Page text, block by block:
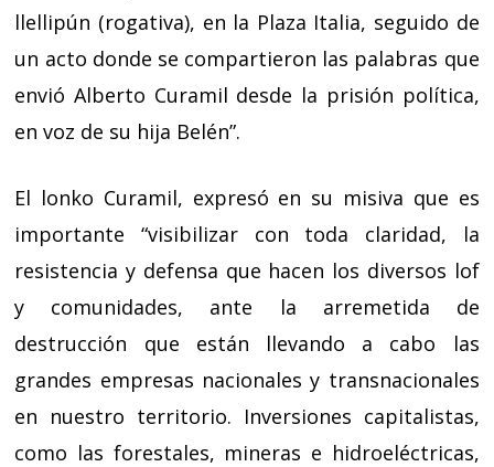
llellipún (rogativa), en la Plaza Italia, seguido de
un acto donde se compartieron las palabras que
envió Alberto Curamil desde la prisión política,
en voz de su hija Belén”.
El lonko Curamil, expresó en su misiva que es
importante “visibilizar con toda claridad, la
resistencia y defensa que hacen los diversos lof
y comunidades, ante la arremetida de
destrucción que están llevando a cabo las
grandes empresas nacionales y transnacionales
en nuestro territorio. Inversiones capitalistas,
como las forestales, mineras e hidroeléctricas,